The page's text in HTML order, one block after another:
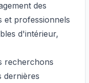
des
et professionnels
d'intérieur,
recherchons
dernières